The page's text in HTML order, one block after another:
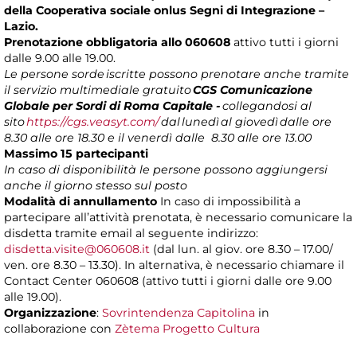
della Cooperativa sociale onlus Segni di Integrazione –
Lazio.
Prenotazione obbligatoria allo 060608 attivo tutti i giorni
dalle 9.00 alle 19.00.
Le persone sordeiscritte possono prenotare anche tramite
il servizio multimediale gratuitoCGS Comunicazione
Globale per Sordi di Roma Capitale -collegandosi al
sitohttps://cgs.veasyt.com/dallunedìal giovedìdalle ore
8.30 alle ore 18.30 e il venerdì dalle 8.30 alle ore 13.00
Massimo 15 partecipanti
In caso di disponibilità le persone possono aggiungersi
anche il giorno stesso sul posto
Modalità di annullamento In caso di impossibilità a
partecipare all’attività prenotata, è necessario comunicare la
disdetta tramite email al seguente indirizzo:
disdetta.visite@060608.it (dal lun. al giov. ore 8.30 – 17.00/
ven. ore 8.30 – 13.30). In alternativa, è necessario chiamare il
Contact Center 060608 (attivo tutti i giorni dalle ore 9.00
alle 19.00).
Organizzazione: Sovrintendenza Capitolina in
collaborazione con Zètema Progetto Cultura